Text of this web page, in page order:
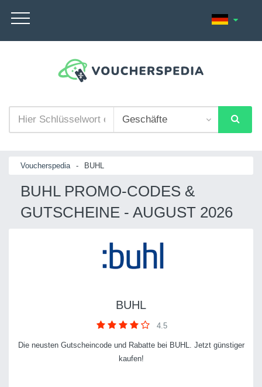
Voucherspedia - BUHL
BUHL PROMO-CODES &
GUTSCHEINE - AUGUST 2026
BUHL
4.5
Die neusten Gutscheincode und Rabatte bei BUHL. Jetzt günstiger
kaufen!